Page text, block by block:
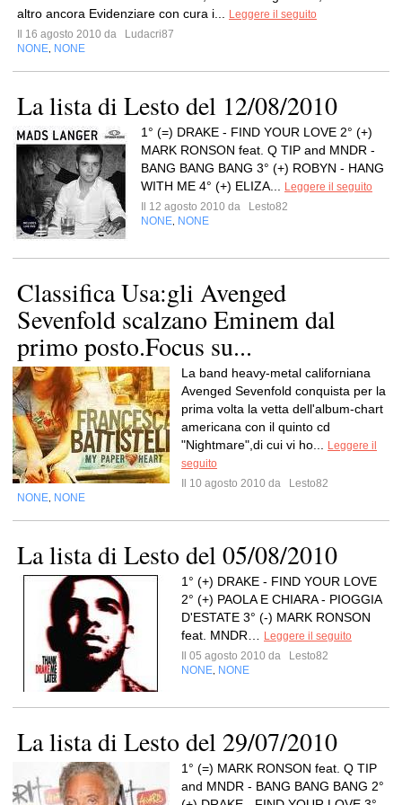
altro ancora Evidenziare con cura i...
Leggere il seguito
Il 16 agosto 2010 da
Ludacri87
NONE NONE
La lista di Lesto del 12/08/2010
1° (=) DRAKE - FIND YOUR LOVE 2° (+)
MARK RONSON feat. Q TIP and MNDR -
BANG BANG BANG 3° (+) ROBYN - HANG
WITH ME 4° (+) ELIZA...
Leggere il seguito
Il 12 agosto 2010 da
Lesto82
NONE NONE
Classifica Usa:gli Avenged
Sevenfold scalzano Eminem dal
primo posto.Focus su...
La band heavy-metal californiana
Avenged Sevenfold conquista per la
prima volta la vetta dell'album-chart
americana con il quinto cd
"Nightmare",di cui vi ho...
Leggere il
seguito
Il 10 agosto 2010 da
Lesto82
NONE NONE
La lista di Lesto del 05/08/2010
1° (+) DRAKE - FIND YOUR LOVE
2° (+) PAOLA E CHIARA - PIOGGIA
D'ESTATE 3° (-) MARK RONSON
feat. MNDR…
Leggere il seguito
Il 05 agosto 2010 da
Lesto82
NONE NONE
La lista di Lesto del 29/07/2010
1° (=) MARK RONSON feat. Q TIP
and MNDR - BANG BANG BANG 2°